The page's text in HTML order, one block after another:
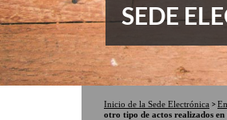
SEDE
Inicio de la Sede Electrónica
otro tipo de actos realizados